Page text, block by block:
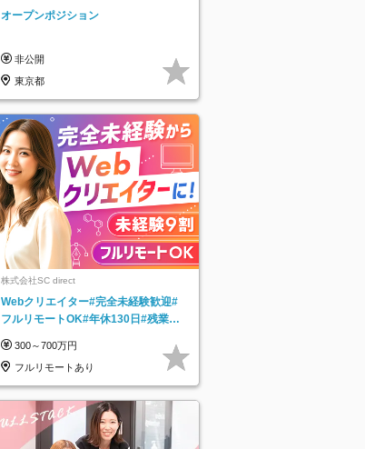
ッチ登録】
オープンポジション
非公開
東京都
株式会社SC direct
Webクリエイター#完全未経験歓迎#
フルリモートOK#年休130日#残業月
300～700万円
フルリモートあり